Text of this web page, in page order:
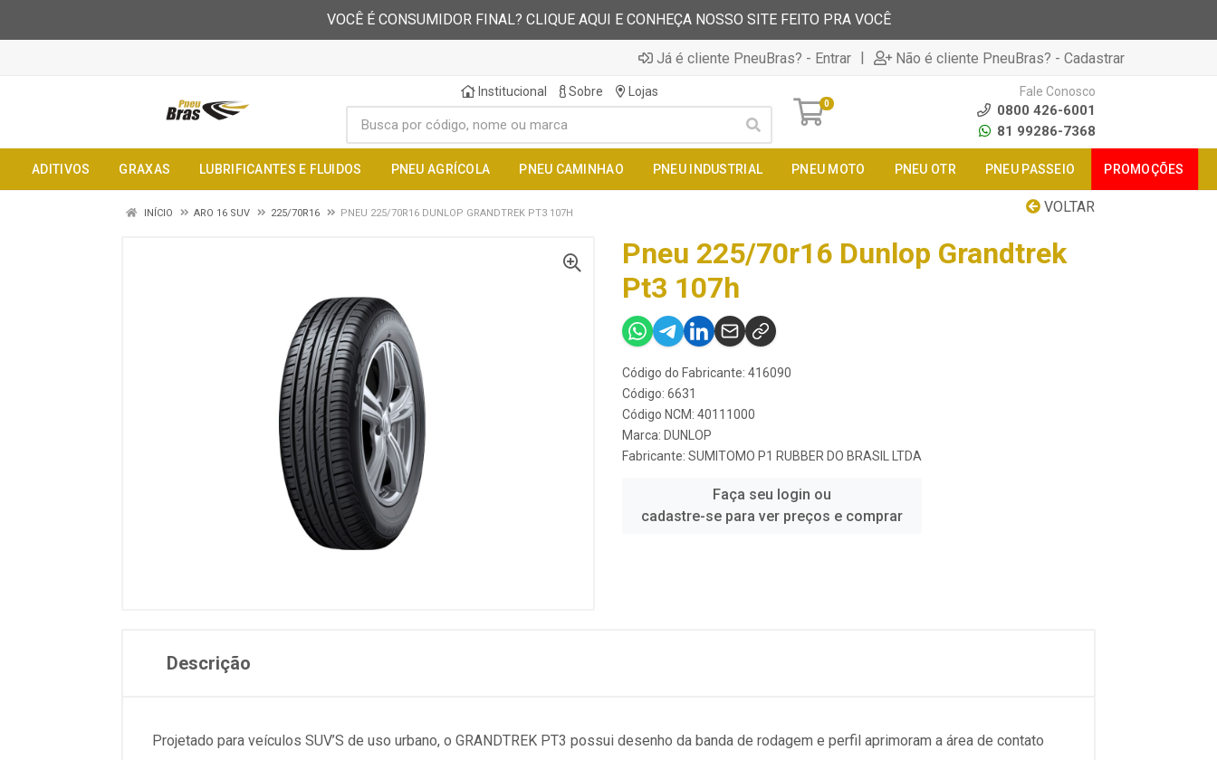
VOCÊ É CONSUMIDOR FINAL? CLIQUE AQUI E CONHEÇA NOSSO SITE FEITO PRA VOCÊ
Já é cliente PneuBras? - Entrar | Não é cliente PneuBras? - Cadastrar
Institucional Sobre Lojas
0
Fale Conosco
0800 426-6001
81 99286-7368
ADITIVOS GRAXAS LUBRIFICANTES E FLUIDOS PNEU AGRÍCOLA PNEU CAMINHAO PNEU INDUSTRIAL PNEU MOTO PNEU OTR PNEU PASSEIO PROMOÇÕES
VOLTAR
INÍCIO ARO 16 SUV 225/70R16 PNEU 225/70R16 DUNLOP GRANDTREK PT3 107H
Pneu 225/70r16 Dunlop Grandtrek
Pt3 107h
Código do Fabricante: 416090
Código: 6631
Código NCM: 40111000
Marca: DUNLOP
Fabricante: SUMITOMO P1 RUBBER DO BRASIL LTDA
Faça seu login ou
cadastre-se para ver preços e comprar
Descrição
Projetado para veículos SUV’S de uso urbano, o GRANDTREK PT3 possui desenho da banda de rodagem e perfil aprimoram a área de contato